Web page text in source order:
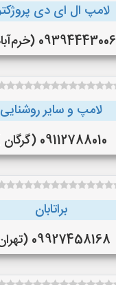
لامپ ال ای دی
09394443006 (خرم‌آباد )
لامپ و سایر روشنایی
09112788010 (گرگان )
براتابان
09927458168 (تهران)